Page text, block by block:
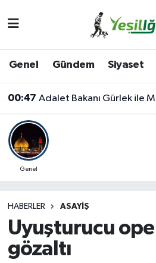
Genel Gündem Siyaset
00:47 Adalet Bakanı Gürlek ile Milletvekili
Genel
HABERLER ASAYIŞ
Uyuşturucu
gözaltı
Iğdır Trafik Yoğunluk
Süper Lig Puan Durumu ve
Son Dakika Haberleri
Haber Arşivi